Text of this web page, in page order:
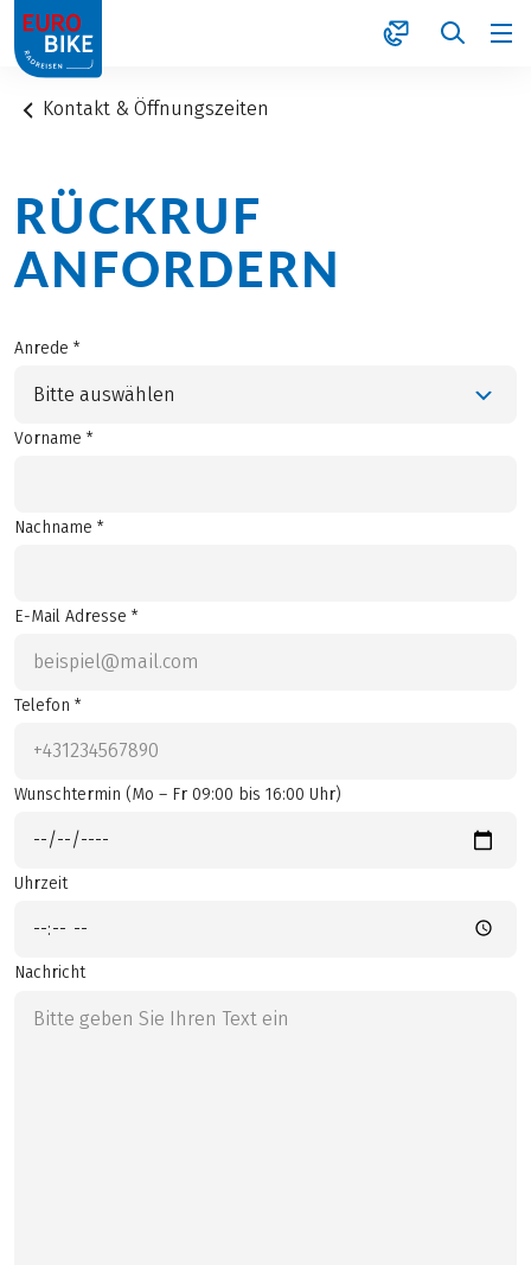
1
Kontakt & Öffnungszeiten
RÜCKRUF
ANFORDERN
Anrede *
Bitte auswählen
Vorname *
Nachname *
E-Mail Adresse *
Telefon *
Wunschtermin (Mo – Fr 09:00 bis 16:00 Uhr)
Uhrzeit
Nachricht